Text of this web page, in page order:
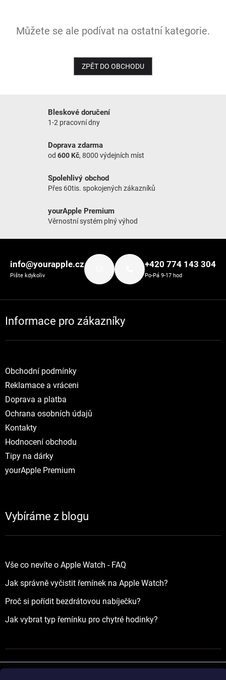
Můžete se ale podívat na ostatní kategorie.
ZPĚT DO OBCHODU
Bleskové doručení
1-2 pracovní dny
Doprava zdarma
od 600 Kč, 8000 výdejních míst
Spolehlivý obchod
Přes 60tis. spokojených zákazníků
yourApple Premium
Věrnostní systém plný výhod
info@yourapple.cz
Pište kdykoliv
+420 774 143 304
Po-Pá 9-17 hod
Informace pro zákazníky
Obchodní podmínky
Reklamace a vráceni
Doprava a platba
Ochrana osobních údajů
Kontakty
Hodnocení obchodu
Tipy na dárky
yourApple Premium
Vybíráme z blogu
Vše co nevíte o Apple Watch - FAQ
Jak správně vyčistit řemínek na Apple Watch?
Proč si pořídit bezdrátovou nabíječku?
Jak vybrat typ řemínku pro chytré hodinky?